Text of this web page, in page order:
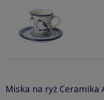
Miska na ryż Ceramika